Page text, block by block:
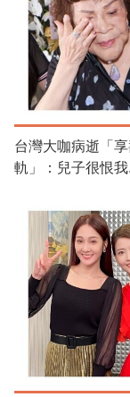
台灣大咖病逝「
軌」：兒子很恨我